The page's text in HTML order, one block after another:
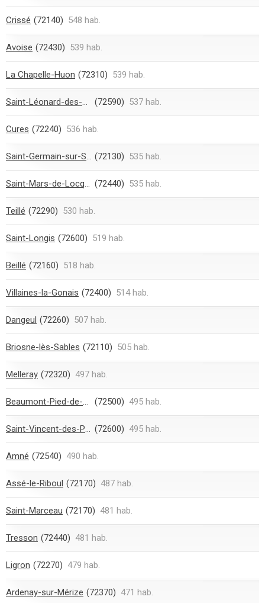
Crissé (72140) 548 hab.
Avoise (72430) 539 hab.
La Chapelle-Huon (72310) 539 hab.
Saint-Léonard-des-Bois (72590) 537 hab.
Cures (72240) 536 hab.
Saint-Germain-sur-Sarthe (72130) 535 hab.
Saint-Mars-de-Locquenay (72440) 535 hab.
Teillé (72290) 530 hab.
Saint-Longis (72600) 519 hab.
Beillé (72160) 518 hab.
Villaines-la-Gonais (72400) 514 hab.
Dangeul (72260) 507 hab.
Briosne-lès-Sables (72110) 505 hab.
Melleray (72320) 497 hab.
Beaumont-Pied-de-Boeuf (72500) 495 hab.
Saint-Vincent-des-Prés (72600) 495 hab.
Amné (72540) 490 hab.
Assé-le-Riboul (72170) 487 hab.
Saint-Marceau (72170) 481 hab.
Tresson (72440) 481 hab.
Ligron (72270) 479 hab.
Ardenay-sur-Mérize (72370) 471 hab.